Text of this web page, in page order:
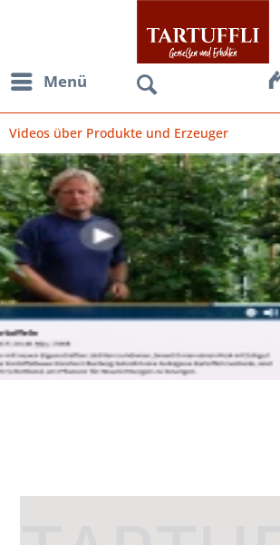
Menü
Videos über Produkte und Erzeuger